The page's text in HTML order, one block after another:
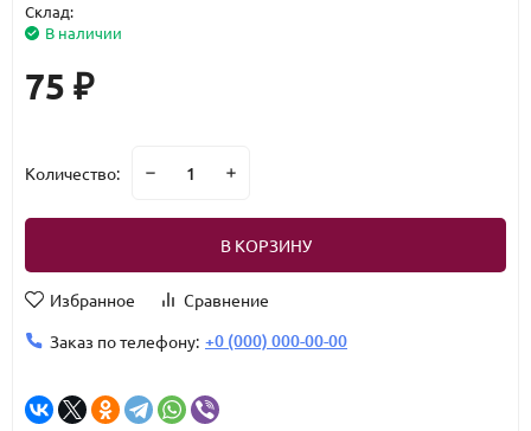
Склад:
В наличии
75 ₽
Количество:
В КОРЗИНУ
Избранное
Сравнение
Заказ по телефону: +0 (000) 000-00-00